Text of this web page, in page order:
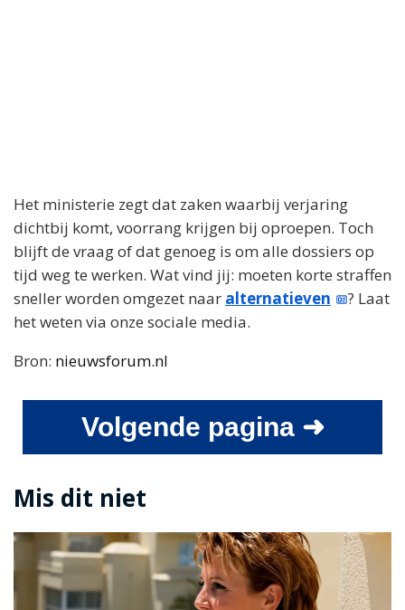
Het ministerie zegt dat zaken waarbij verjaring
dichtbij komt, voorrang krijgen bij oproepen. Toch
blijft de vraag of dat genoeg is om alle dossiers op
tijd weg te werken. Wat vind jij: moeten korte straffen
sneller worden omgezet naar alternatieven
? Laat
het weten via onze sociale media.
Bron: nieuwsforum.nl
Volgende pagina ➜
Mis dit niet